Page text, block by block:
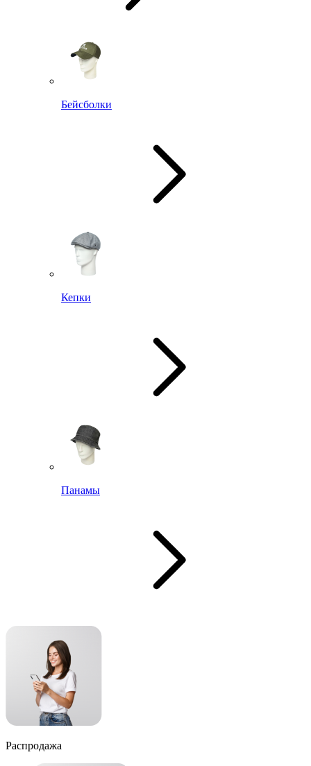
Бейсболки
Кепки
Панамы
Распродажа